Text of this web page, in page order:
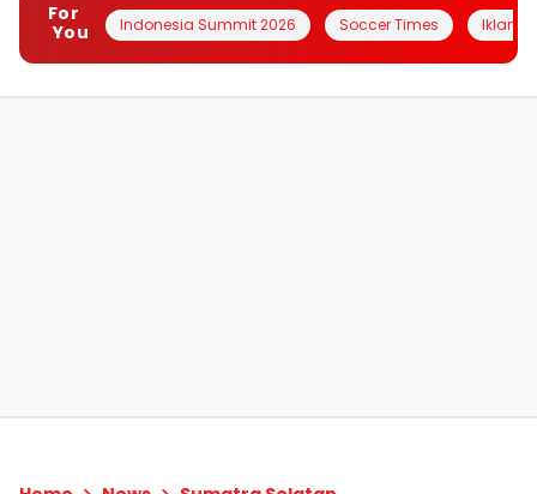
For
You
Indonesia Summit 2026 Soccer Times Iklanin